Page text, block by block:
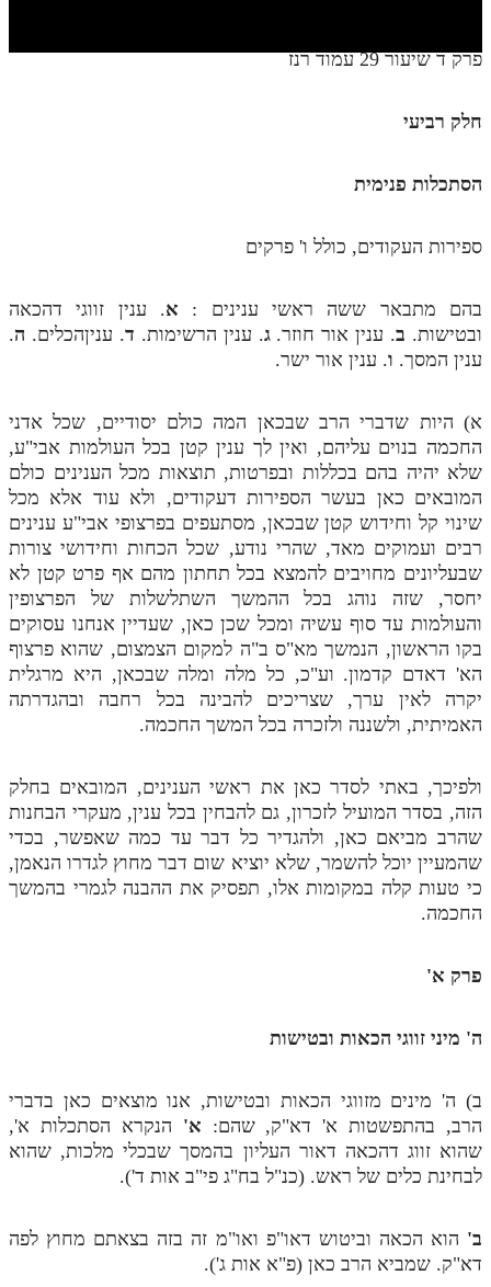
חלק יג
חלק ט"ז
שידור חי
הזמן סט תלמוד עשר הספירות
ספרים להורדה
מנוע חיפוש בספרים
תלמוד עשר הספירות בעיון
תלמוד עשר הספירות חלק א
תע"ס חלק ב' עיון
תע"ס חלק ג' עיון
תלמוד עשר הספירות חלק ד
תלמוד עשר הספירות חלק ה
תלמוד עשר הספירות חלק ו
תלמוד עשר הספירות חלק ז
תלמוד עשר הספירות חלק ח
תלמוד עשר הספירות חלק י
תלמוד עשר הספירות חלק יג
תלמוד עשר הספירות חלק יד
תלמוד עשר הספירות חלק טו
בית שער הכוונות
פרק ד שיעור 29 עמוד רנז
חלק רביעי
הסתכלות פנימית
ספירות העקודים, כולל ו' פרקים
בהם מתבאר ששה ראשי ענינים : א. ענין זווגי דהכאה
ובטישות. ב. ענין אור חוזר.ג. ענין הרשימות. ד. עניןהכלים. ה.
ענין המסך. ו. ענין אור ישר.
א) היות שדברי הרב שבכאן המה כולם יסודיים, שכל אדני
החכמה בנוים עליהם, ואין לך ענין קטן בכל העולמות אבי"ע,
שלא יהיה בהם בכללות ובפרטות, תוצאות מכל הענינים כולם
המובאים כאן בעשר הספירות דעקודים, ולא עוד אלא מכל
שינוי קל וחידוש קטן שבכאן, מסתעפים בפרצופי אבי"ע ענינים
רבים ועמוקים מאד, שהרי נודע, שכל הכחות וחידושי צורות
שבעליונים מחויבים להמצא בכל תחתון מהם אף פרט קטן לא
יחסר, שזה נוהג בכל ההמשך השתלשלות של הפרצופין
והעולמות עד סוף עשיה ומכל שכן כאן, שעדיין אנחנו עסוקים
בקו הראשון, הנמשך מא"ס ב"ה למקום הצמצום, שהוא פרצוף
הא' דאדם קדמון. וע"כ, כל מלה ומלה שבכאן, היא מרגלית
יקרה לאין ערך, שצריכים להבינה בכל רחבה ובהגדרתה
האמיתית, ולשננה ולזכרה בכל המשך החכמה.
ולפיכך, באתי לסדר כאן את ראשי הענינים, המובאים בחלק
הזה, בסדר המועיל לזכרון, גם להבחין בכל ענין, מעקרי הבחנות
שהרב מביאם כאן, ולהגדיר כל דבר עד כמה שאפשר, בכדי
שהמעיין יוכל להשמר, שלא יוציא שום דבר מחוץ לגדרו הנאמן,
כי טעות קלה במקומות אלו, תפסיק את ההבנה לגמרי בהמשך
החכמה.
פרק א'
ה' מיני זווגי הכאות ובטישות
ב) ה' מינים מזווגי הכאות ובטישות, אנו מוצאים כאן בדברי
הרב, בהתפשטות א' דא"ק, שהם: א' הנקרא הסתכלות א',
שהוא זווג דהכאה דאור העליון בהמסך שבכלי מלכות, שהוא
לבחינת כלים של ראש. (כנ"ל בח"ג פי"ב אות ד').
ב' הוא הכאה וביטוש דאו"פ ואו"מ זה בזה בצאתם מחוץ לפה
דא"ק. שמביא הרב כאן (פ"א אות ג').